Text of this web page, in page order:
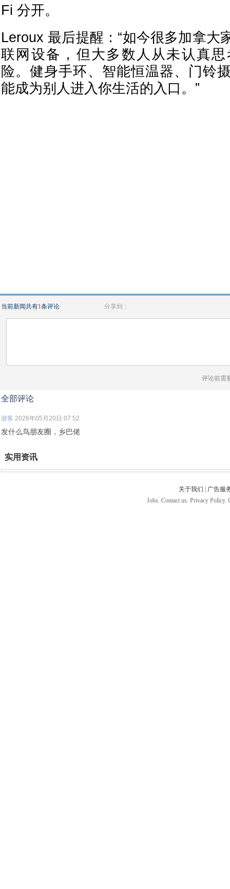
Fi 分开。
Leroux 最后提醒：“如今很多加拿大
联网设备，但大多数人从未认真
险。健身手环、智能恒温器、门
能成为别人进入你生活的入口。”
当前新闻共有1条评论 分享到：
评论前需
全部评论
游客 2026年05月20日 07:52
发什么鸟朋友圈，乡巴佬
实用资讯
关于我们
广告服
Jobs. Contact us. Privacy